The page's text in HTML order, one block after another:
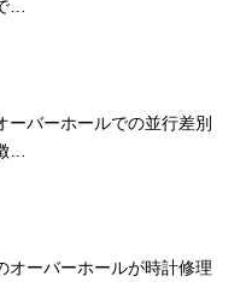
…
ーバーホールでの並行差別
…
オーバーホールが時計修理